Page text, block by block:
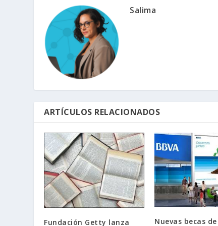
Salima
ARTÍCULOS RELACIONADOS
Fundación Getty lanza
Nuevas becas de